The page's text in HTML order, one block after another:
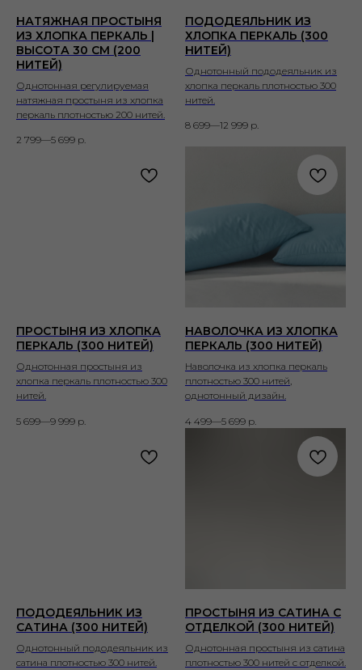
НАТЯЖНАЯ ПРОСТЫНЯ
ИЗ ХЛОПКА ПЕРКАЛЬ |
ВЫСОТА 30 СМ (200
НИТЕЙ)
Однотонная регулируемая
натяжная простыня из хлопка
перкаль плотностью 200 нитей.
2 799—5 699 р.
ПОДОДЕЯЛЬНИК ИЗ
ХЛОПКА ПЕРКАЛЬ (300
НИТЕЙ)
Однотонный пододеяльник из
хлопка перкаль плотностью 300
нитей.
8 699—12 999 р.
ПРОСТЫНЯ ИЗ ХЛОПКА
ПЕРКАЛЬ (300 НИТЕЙ)
Однотонная простыня из
хлопка перкаль плотностью 300
нитей.
5 699—9 999 р.
НАВОЛОЧКА ИЗ ХЛОПКА
ПЕРКАЛЬ (300 НИТЕЙ)
Наволочка из хлопка перкаль
плотностью 300 нитей,
однотонный дизайн.
4 499—5 699 р.
ПОДОДЕЯЛЬНИК ИЗ
САТИНА (300 НИТЕЙ)
Однотонный пододеяльник из
сатина плотностью 300 нитей.
ПРОСТЫНЯ ИЗ САТИНА С
ОТДЕЛКОЙ (300 НИТЕЙ)
Однотонная простыня из сатина
плотностью 300 нитей с отделкой.